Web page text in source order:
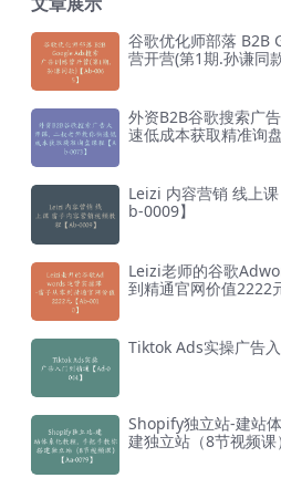
谷歌优化师部落 B2B
营开营(第1期.孙谦同
外资B2B谷歌搜索广
速低成本获取精准询
Leizi 内容营销 线上
b-0009】
Leizi老师的谷歌
到精通官网价值2222
Tiktok Ads实操广告
Shopify独立站-建站
建独立站（8节视频课